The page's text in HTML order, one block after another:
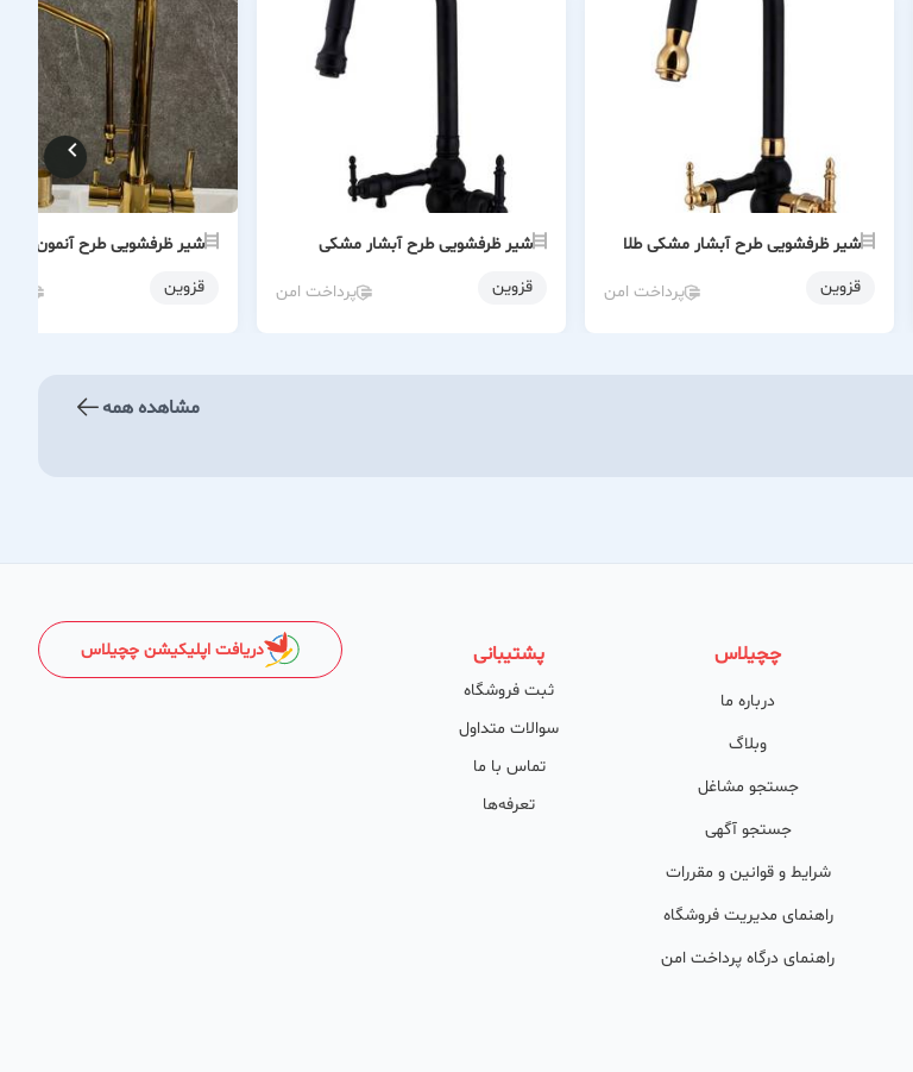
شیر ظرفشویی طرح آبشار مشکی طلا
قزوین
پرداخت امن
شیر ظرفشویی طرح آبشار مشکی
قزوین
پرداخت امن
شیر ظرفشویی طرح آنمون
قزوین
مشاهده همه
چچیلاس
درباره ما
وبلاگ
جستجو مشاغل
جستجو آگهی
شرایط و قوانین و مقررات
راهنمای مدیریت فروشگاه
راهنمای درگاه پرداخت امن
پشتیبانی
ثبت فروشگاه
سوالات متداول
تماس با ما
تعرفه‌ها
دریافت اپلیکیشن چچیلاس